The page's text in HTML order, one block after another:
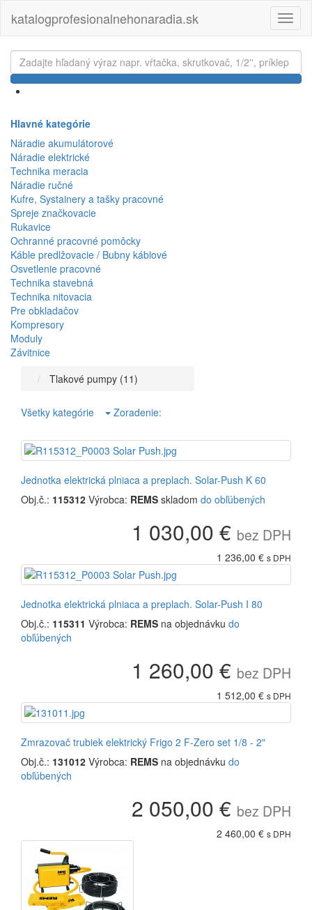
katalogprofesionalnehonaradia.sk
Hlavné kategórie
Náradie akumulátorové
Náradie elektrické
Technika meracia
Náradie ručné
Kufre, Systainery a tašky pracovné
Spreje značkovacie
Rukavice
Ochranné pracovné pomôcky
Káble predlžovacie / Bubny káblové
Osvetlenie pracovné
Technika stavebná
Technika nitovacia
Pre obkladačov
Kompresory
Moduly
Závitnice
Tlakové pumpy (11)
Všetky kategórie Zoradenie:
Jednotka elektrická plniaca a preplach. Solar-Push K 60
Obj.č.: 115312 Výrobca: REMS skladom do obľúbených
1 030,00 € bez DPH
1 236,00 € s DPH
Jednotka elektrická plniaca a preplach. Solar-Push I 80
Obj.č.: 115311 Výrobca: REMS na objednávku do
obľúbených
1 260,00 € bez DPH
1 512,00 € s DPH
Zmrazovač trubiek elektrický Frigo 2 F-Zero set 1/8 - 2"
Obj.č.: 131012 Výrobca: REMS na objednávku do
obľúbených
2 050,00 € bez DPH
2 460,00 € s DPH